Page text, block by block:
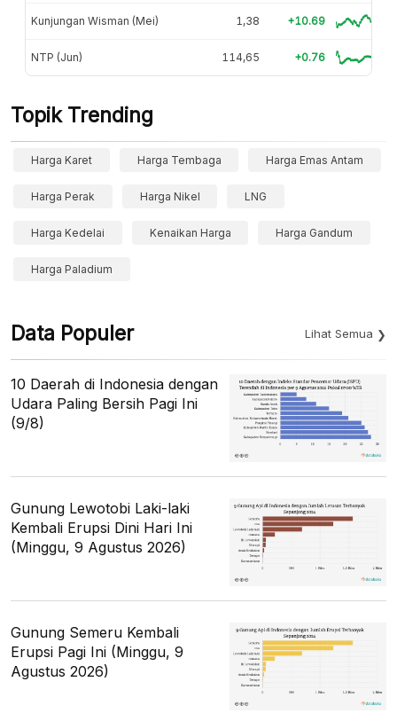
Kunjungan Wisman (Mei) 1,38 +10.69
NTP (Jun) 114,65 +0.76
Topik Trending
Harga Karet Harga Tembaga Harga Emas Antam
Harga Perak Harga Nikel LNG
Harga Kedelai Kenaikan Harga Harga Gandum
Harga Paladium
Data Populer Lihat Semua
10 Daerah di Indonesia dengan
Udara Paling Bersih Pagi Ini
(9/8)
Gunung Lewotobi Laki-laki
Kembali Erupsi Dini Hari Ini
(Minggu, 9 Agustus 2026)
Gunung Semeru Kembali
Erupsi Pagi Ini (Minggu, 9
Agustus 2026)